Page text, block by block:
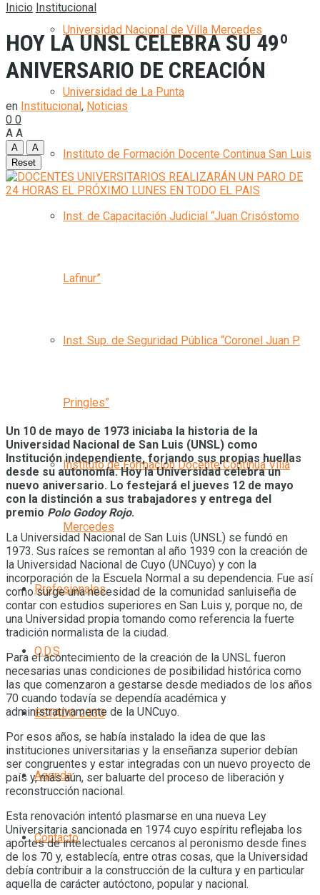
Universidad Nacional de Villa Mercedes
Universidad de La Punta
Instituto de Formación Docente Continua San Luis
Inst. de Capacitación Judicial “Juan Crisóstomo
Lafinur”
Inst. Sup. de Seguridad Pública “Coronel Juan P.
Pringles”
Instituto de Formación Docente Continua Villa
Mercedes
Profesionales
O.D.S
ESTADO 2030
Agenda
Contacto
Inicio Institucional
HOY LA UNSL CELEBRA SU 49º
ANIVERSARIO DE CREACIÓN
en Institucional, Noticias
0 0
A A
A
A
Reset
Un 10 de mayo de 1973 iniciaba la historia de la
Universidad Nacional de San Luis (UNSL) como
Institución independiente, forjando sus propias huellas
desde su autonomía. Hoy la Universidad celebra un
nuevo aniversario. Lo festejará el jueves 12 de mayo
con la distinción a sus trabajadores y entrega del
premio Polo Godoy Rojo.
La Universidad Nacional de San Luis (UNSL) se fundó en
1973. Sus raíces se remontan al año 1939 con la creación de
la Universidad Nacional de Cuyo (UNCuyo) y con la
incorporación de la Escuela Normal a su dependencia. Fue así
como surge una necesidad de la comunidad sanluiseña de
contar con estudios superiores en San Luis y, porque no, de
una Universidad propia tomando como referencia la fuerte
tradición normalista de la ciudad.
Para el acontecimiento de la creación de la UNSL fueron
necesarias unas condiciones de posibilidad histórica como
las que comenzaron a gestarse desde mediados de los años
70 cuando todavía se dependía académica y
administrativamente de la UNCuyo.
Por esos años, se había instalado la idea de que las
instituciones universitarias y la enseñanza superior debían
ser congruentes y estar integradas con un nuevo proyecto de
país y, más aún, ser baluarte del proceso de liberación y
reconstrucción nacional.
Esta renovación intentó plasmarse en una nueva Ley
Universitaria sancionada en 1974 cuyo espíritu reflejaba los
aportes de intelectuales cercanos al peronismo desde fines
de los 70 y, establecía, entre otras cosas, que la Universidad
debía contribuir a la construcción de la cultura y en particular
aquella de carácter autóctono, popular y nacional.